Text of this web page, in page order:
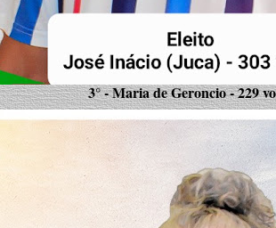
3° - Maria de Geroncio - 229